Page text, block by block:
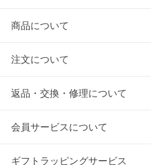
商品について
注文について
返品・交換・修理について
会員サービスについて
ギフトラッピングサービス